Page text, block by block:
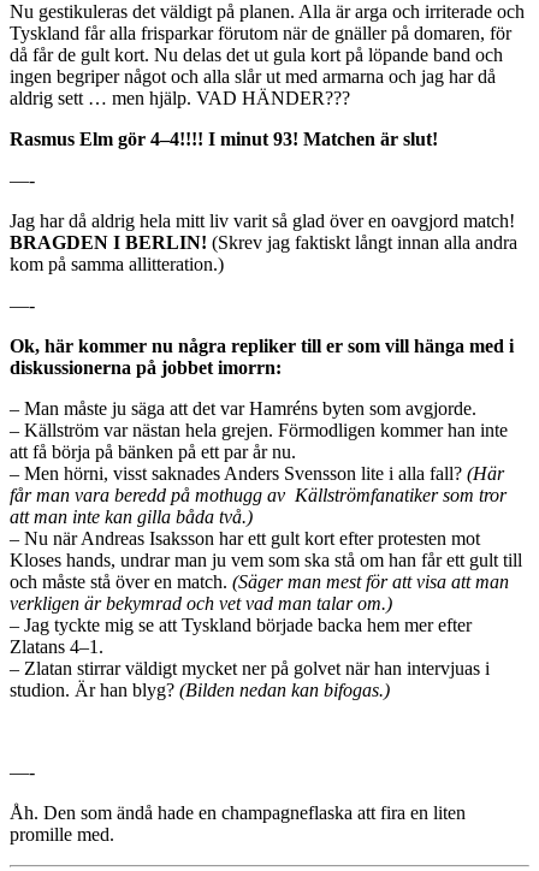
Nu gestikuleras det väldigt på planen. Alla är arga och irriterade och
Tyskland får alla frisparkar förutom när de gnäller på domaren, för
då får de gult kort. Nu delas det ut gula kort på löpande band och
ingen begriper något och alla slår ut med armarna och jag har då
aldrig sett … men hjälp. VAD HÄNDER???
Rasmus Elm gör 4–4!!!! I minut 93! Matchen är slut!
—-
Jag har då aldrig hela mitt liv varit så glad över en oavgjord match!
BRAGDEN I BERLIN! (Skrev jag faktiskt långt innan alla andra
kom på samma allitteration.)
—-
Ok, här kommer nu några repliker till er som vill hänga med i
diskussionerna på jobbet imorrn:
– Man måste ju säga att det var Hamréns byten som avgjorde.
– Källström var nästan hela grejen. Förmodligen kommer han inte
att få börja på bänken på ett par år nu.
– Men hörni, visst saknades Anders Svensson lite i alla fall? (Här
får man vara beredd på mothugg av Källströmfanatiker som tror
att man inte kan gilla båda två.)
– Nu när Andreas Isaksson har ett gult kort efter protesten mot
Kloses hands, undrar man ju vem som ska stå om han får ett gult till
och måste stå över en match. (Säger man mest för att visa att man
verkligen är bekymrad och vet vad man talar om.)
– Jag tyckte mig se att Tyskland började backa hem mer efter
Zlatans 4–1.
– Zlatan stirrar väldigt mycket ner på golvet när han intervjuas i
studion. Är han blyg? (Bilden nedan kan bifogas.)
—-
Åh. Den som ändå hade en champagneflaska att fira en liten
promille med.